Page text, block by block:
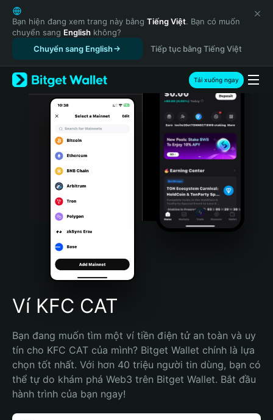
English
日本語
Tiếng Việt
Русский
Español (Latinoamérica)
Türkçe
Italiano
Português (Portugal)
Bahasa Indonesia
Português (Brasil)
Español (Argentina)
Bạn hiện đang xem trang này bằng Tiếng Việt. Bạn có muốn
chuyển sang English không?
Chuyển sang English
Tiếp tục bằng Tiếng Việt
Tải xuống ngay
Ví KFC CAT
Bạn đang muốn tìm một ví tiền điện tử an toàn và uy
tín cho KFC CAT của mình? Bitget Wallet chính là lựa
chọn tốt nhất. Với hơn 40 triệu người tin dùng, bạn có
thể tự do khám phá Web3 trên Bitget Wallet. Bắt đầu
hành trình của bạn ngay!